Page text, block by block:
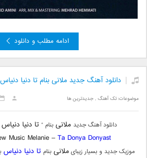
ادامه مطلب و دانلود
دانلود آهنگ جدید ملانی بنام تا دنیا دنیاس
موضوعات:تک آهنگ ,جدیدترین ها
دانلود آهنگ جدید ملانیبنام “ تا دنیا دنیاس
Music Melanie –Ta Donya Donyast
موزیک جدید و بسیار زیبایملانیبنام تا دنیا دنیاس